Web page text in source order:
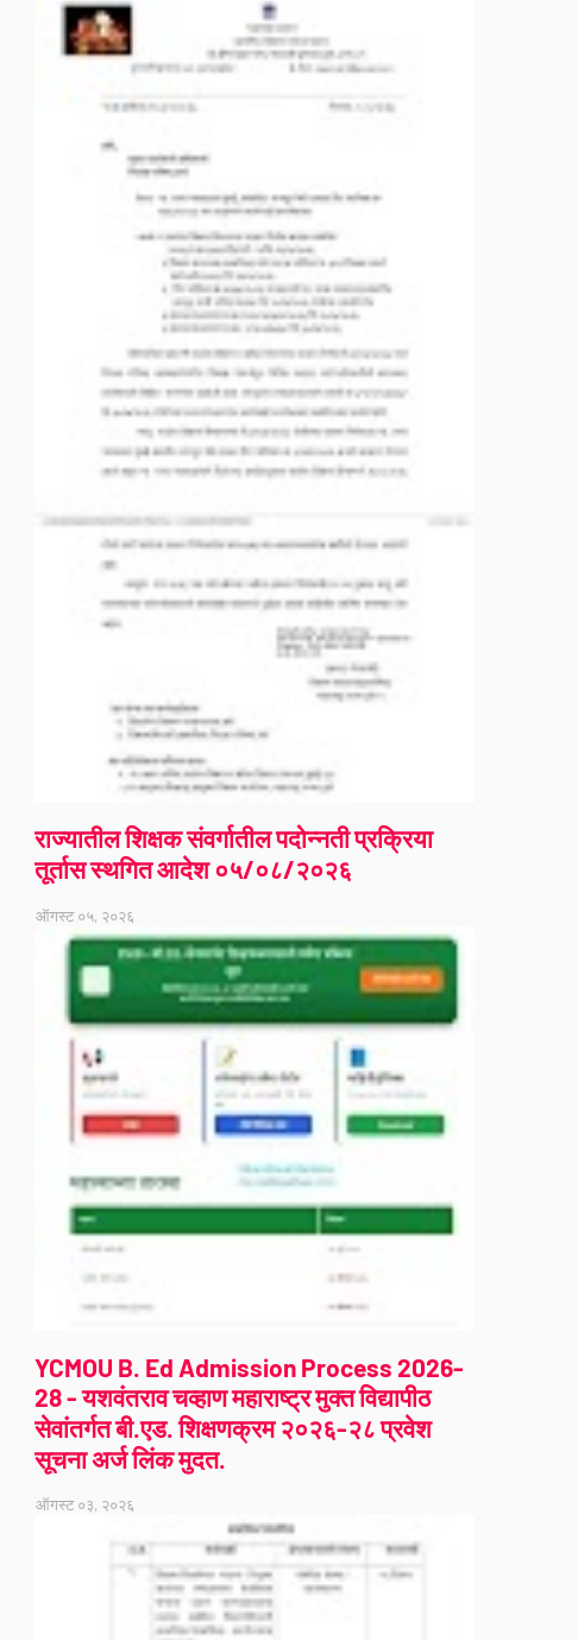
राज्यातील शिक्षक संवर्गातील पदोन्नती प्रक्रिया
तूर्तास स्थगित आदेश ०५/०८/२०२६
ऑगस्ट ०५, २०२६
YCMOU B. Ed Admission Process 2026-
28 - यशवंतराव चव्हाण महाराष्ट्र मुक्त विद्यापीठ
सेवांतर्गत बी.एड. शिक्षणक्रम २०२६-२८ प्रवेश
सूचना अर्ज लिंक मुदत.
ऑगस्ट ०३, २०२६